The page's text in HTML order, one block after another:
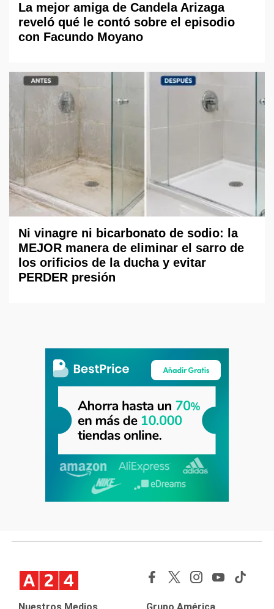
La mejor amiga de Candela Arizaga
reveló qué le contó sobre el episodio
con Facundo Moyano
Ni vinagre ni bicarbonato de sodio: la
MEJOR manera de eliminar el sarro de
los orificios de la ducha y evitar
PERDER presión
Nuestros Medios Grupo América